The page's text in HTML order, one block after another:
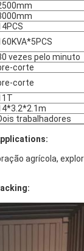
vezes pelo minuto
corte
corte
trabalhadores
agrícola,